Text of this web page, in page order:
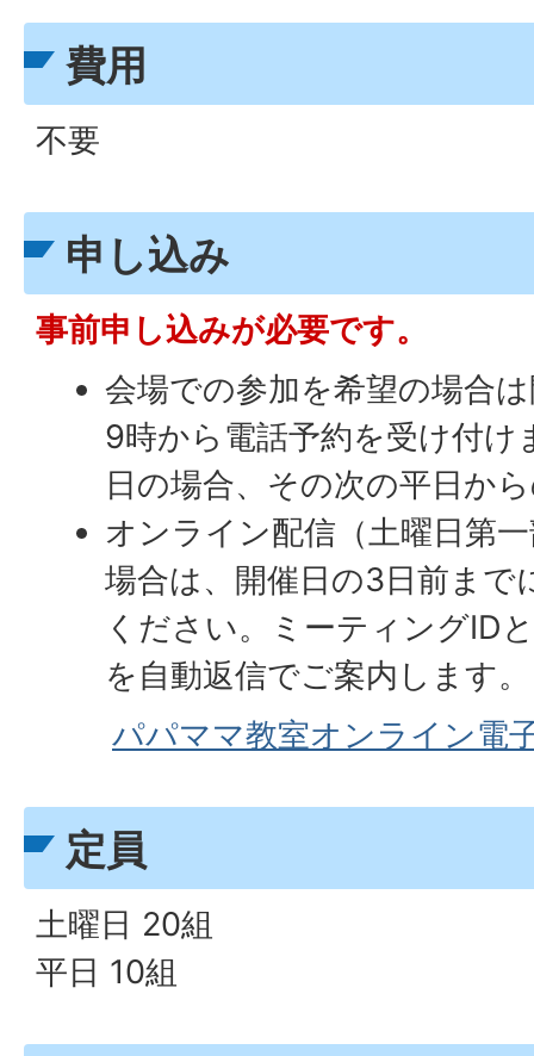
費用
不要
申し込み
事前申し込みが必要です。
会場での参加を希望の場合
9時から電話予約を受け付
日の場合、その次の平日か
オンライン配信（土曜日第
場合は、開催日の3日前まで
ください。ミーティングID
を自動返信でご案内します。
パパママ教室オンライン電
定員
土曜日 20組
平日 10組